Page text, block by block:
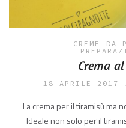
CREME DA
Crema
18 APRILE 2017
La crema per il tiramisù ma
Ideale non solo per il